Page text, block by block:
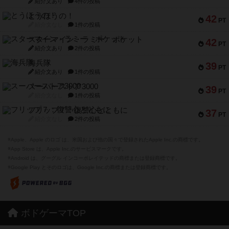
42 PT
とうほうの！
1件の投稿
42 PT
スターマイン・ラミー ポケット
紹介文あり 2件の投稿
39 PT
海兵隊
紹介文あり 1件の投稿
39 PT
スーパーストア3000
1件の投稿
37 PT
フリップ７：復讐心とともに
2件の投稿
ボドゲーマTOP